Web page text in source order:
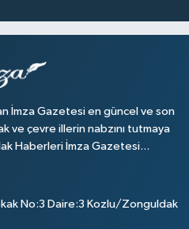
İmza Gazetesi en güncel ve son
ve çevre illerin nabzını tutmaya
Haberleri İmza Gazetesi...
No:3 Daire:3 Kozlu/Zonguldak